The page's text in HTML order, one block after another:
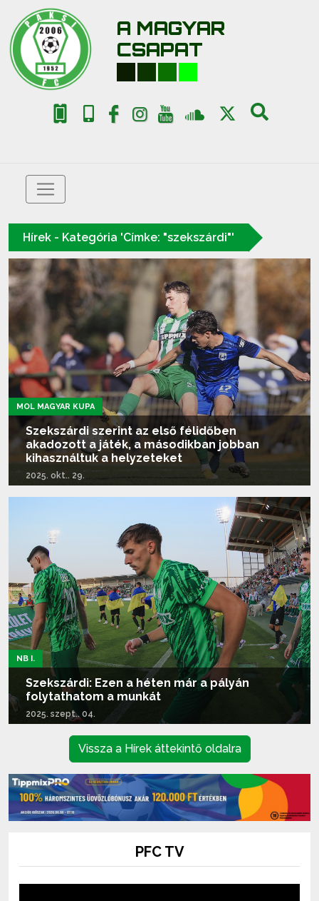
A MAGYAR
CSAPAT
Hírek - Kategória 'Címke: "szekszárdi"'
MOL MAGYAR KUPA
Szekszárdi szerint az első félidőben
akadozott a játék, a másodikban jobban
kihasználtuk a helyzeteket
2025. okt.. 29.
Tovább olvasom...
NB I.
Szekszárdi: Ezen a héten már a pályán
folytathatom a munkát
2025. szept.. 04.
Tovább olvasom...
Vissza a Hírek áttekintő oldalra
PFC TV